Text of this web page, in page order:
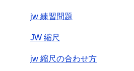
jw 練習問題
JW 縮尺
jw 縮尺の合わせ方